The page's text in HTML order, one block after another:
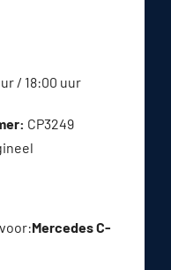
/ 18:00 uur
CP3249
Mercedes C-